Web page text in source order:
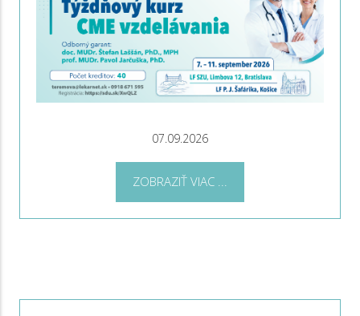
07.09.2026
ZOBRAZIŤ VIAC ...